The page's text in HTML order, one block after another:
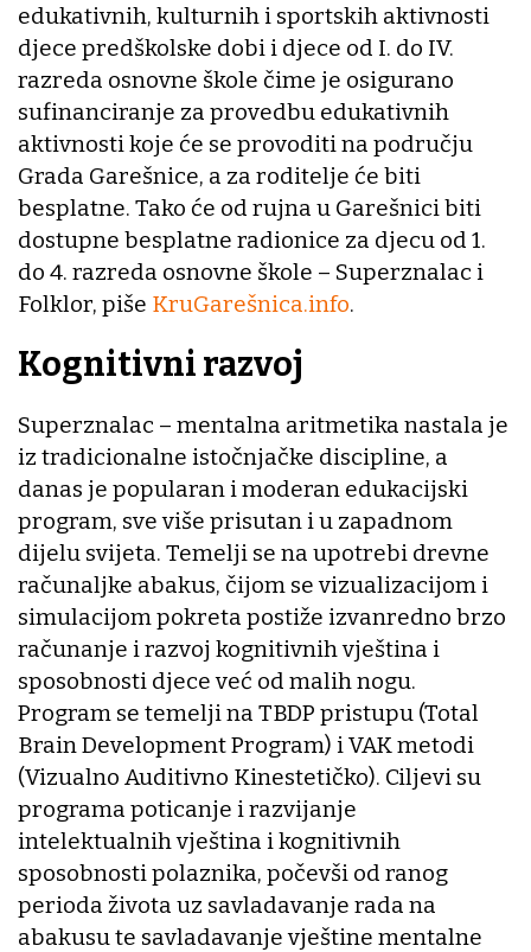
edukativnih, kulturnih i sportskih aktivnosti
djece predškolske dobi i djece od I. do IV.
razreda osnovne škole čime je osigurano
sufinanciranje za provedbu edukativnih
aktivnosti koje će se provoditi na području
Grada Garešnice, a za roditelje će biti
besplatne. Tako će od rujna u Garešnici biti
dostupne besplatne radionice za djecu od 1.
do 4. razreda osnovne škole – Superznalac i
Folklor, piše KruGarešnica.info.
Kognitivni razvoj
Superznalac – mentalna aritmetika nastala je
iz tradicionalne istočnjačke discipline, a
danas je popularan i moderan edukacijski
program, sve više prisutan i u zapadnom
dijelu svijeta. Temelji se na upotrebi drevne
računaljke abakus, čijom se vizualizacijom i
simulacijom pokreta postiže izvanredno brzo
računanje i razvoj kognitivnih vještina i
sposobnosti djece već od malih nogu.
Program se temelji na TBDP pristupu (Total
Brain Development Program) i VAK metodi
(Vizualno Auditivno Kinestetičko). Ciljevi su
programa poticanje i razvijanje
intelektualnih vještina i kognitivnih
sposobnosti polaznika, počevši od ranog
perioda života uz savladavanje rada na
abakusu te savladavanje vještine mentalne